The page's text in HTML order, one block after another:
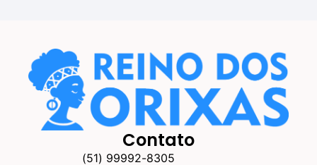
Contato
(51) 99992-8305